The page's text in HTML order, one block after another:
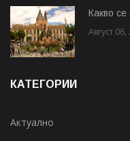
Какво се
Август
КАТЕГОРИИ
Актуално